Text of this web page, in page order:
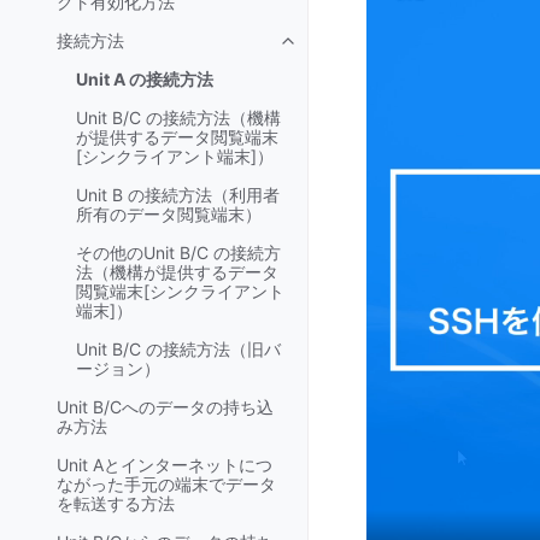
接続方法
Toggle navigation of 接続方法
Unit A の接続方法
Unit B/C の接続方法（機構
が提供するデータ閲覧端末
[シンクライアント端末]）
Unit B の接続方法（利用者
所有のデータ閲覧端末）
その他のUnit B/C の接続方
法（機構が提供するデータ
閲覧端末[シンクライアント
端末]）
Unit B/C の接続方法（旧バ
ージョン）
Unit B/Cへのデータの持ち込
み方法
Unit Aとインターネットにつ
ながった手元の端末でデータ
を転送する方法